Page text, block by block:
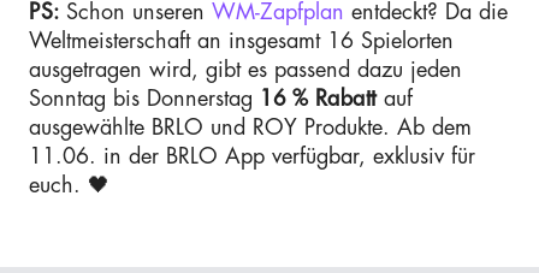
PS: Schon unseren WM-Zapfplan entdeckt? Da die
Weltmeisterschaft an insgesamt 16 Spielorten
ausgetragen wird, gibt es passend dazu jeden
Sonntag bis Donnerstag
16 % Rabattauf
ausgewählte BRLO und ROY Produkte. Ab dem
11.06. in der BRLO App verfügbar, exklusiv für
euch. 🖤